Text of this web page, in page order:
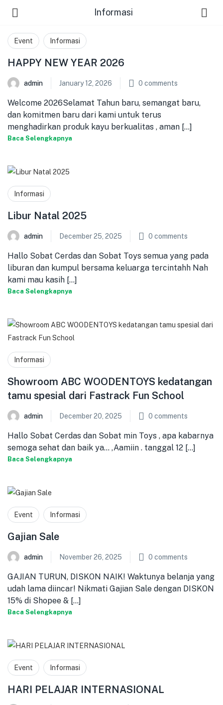
Informasi
Event Informasi
HAPPY NEW YEAR 2026
admin January 12, 2026 0 comments
Welcome 2026Selamat Tahun baru, semangat baru,
dan komitmen baru dari kami untuk terus
menghadirkan produk kayu berkualitas , aman [...]
Baca Selengkapnya
Informasi
Libur Natal 2025
admin December 25, 2025 0 comments
Hallo Sobat Cerdas dan Sobat Toys semua yang pada
liburan dan kumpul bersama keluarga tercintahh Nah
kami mau kasih [...]
Baca Selengkapnya
Informasi
Showroom ABC WOODENTOYS kedatangan
tamu spesial dari Fastrack Fun School
admin December 20, 2025 0 comments
Hallo Sobat Cerdas dan Sobat min Toys , apa kabarnya
semoga sehat dan baik ya… ,Aamiin . tanggal 12 [...]
Baca Selengkapnya
Event Informasi
Gajian Sale
admin November 26, 2025 0 comments
GAJIAN TURUN, DISKON NAIK! Waktunya belanja yang
udah lama diincar! Nikmati Gajian Sale dengan DISKON
15% di Shopee & [...]
Baca Selengkapnya
Event Informasi
HARI PELAJAR INTERNASIONAL